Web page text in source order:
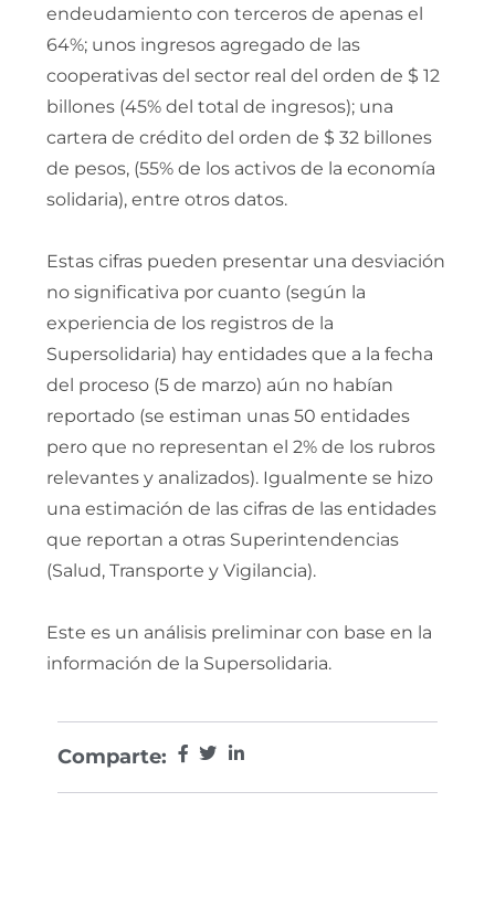
endeudamiento con terceros de apenas el
64%; unos ingresos agregado de las
cooperativas del sector real del orden de $ 12
billones (45% del total de ingresos); una
cartera de crédito del orden de $ 32 billones
de pesos, (55% de los activos de la economía
solidaria), entre otros datos.
Estas cifras pueden presentar una desviación
no significativa por cuanto (según la
experiencia de los registros de la
Supersolidaria) hay entidades que a la fecha
del proceso (5 de marzo) aún no habían
reportado (se estiman unas 50 entidades
pero que no representan el 2% de los rubros
relevantes y analizados). Igualmente se hizo
una estimación de las cifras de las entidades
que reportan a otras Superintendencias
(Salud, Transporte y Vigilancia).
Este es un análisis preliminar con base en la
información de la Supersolidaria.
Comparte: